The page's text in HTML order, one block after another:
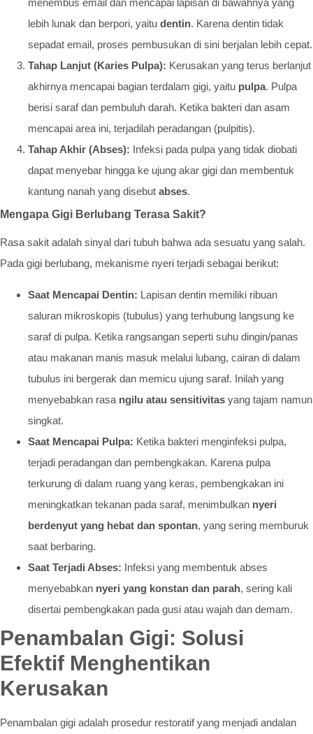
menembus email dan mencapai lapisan di bawahnya yang
lebih lunak dan berpori, yaitu dentin. Karena dentin tidak
sepadat email, proses pembusukan di sini berjalan lebih cepat.
Tahap Lanjut (Karies Pulpa): Kerusakan yang terus berlanjut
akhirnya mencapai bagian terdalam gigi, yaitu pulpa. Pulpa
berisi saraf dan pembuluh darah. Ketika bakteri dan asam
mencapai area ini, terjadilah peradangan (pulpitis).
Tahap Akhir (Abses): Infeksi pada pulpa yang tidak diobati
dapat menyebar hingga ke ujung akar gigi dan membentuk
kantung nanah yang disebut abses.
Mengapa Gigi Berlubang Terasa Sakit?
Rasa sakit adalah sinyal dari tubuh bahwa ada sesuatu yang salah.
Pada gigi berlubang, mekanisme nyeri terjadi sebagai berikut:
Saat Mencapai Dentin: Lapisan dentin memiliki ribuan
saluran mikroskopis (tubulus) yang terhubung langsung ke
saraf di pulpa. Ketika rangsangan seperti suhu dingin/panas
atau makanan manis masuk melalui lubang, cairan di dalam
tubulus ini bergerak dan memicu ujung saraf. Inilah yang
menyebabkan rasa ngilu atau sensitivitas yang tajam namun
singkat.
Saat Mencapai Pulpa: Ketika bakteri menginfeksi pulpa,
terjadi peradangan dan pembengkakan. Karena pulpa
terkurung di dalam ruang yang keras, pembengkakan ini
meningkatkan tekanan pada saraf, menimbulkan nyeri
berdenyut yang hebat dan spontan, yang sering memburuk
saat berbaring.
Saat Terjadi Abses: Infeksi yang membentuk abses
menyebabkan nyeri yang konstan dan parah, sering kali
disertai pembengkakan pada gusi atau wajah dan demam.
Penambalan Gigi: Solusi
Efektif Menghentikan
Kerusakan
Penambalan gigi adalah prosedur restoratif yang menjadi andalan